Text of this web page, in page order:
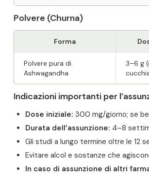
Polvere (Churna)
Forma
Polvere pura di
Ashwagandha
3–6 g
Indicazioni importanti per
Dose iniziale: 300 mg/giorno; se
Durata dell’assunzione: 4–8
Gli studi a lungo termine oltre le 12
Evitare alcol e sostanze che
In caso di assunzione di altri